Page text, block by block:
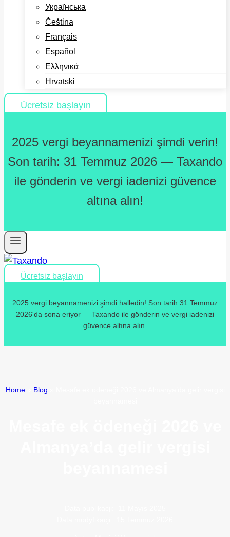
Українська
Čeština
Français
Español
Ελληνικά
Hrvatski
Ücretsiz başlayın
2025 vergi beyannamenizi şimdi verin!
Son tarih: 31 Temmuz 2026 — Taxando
ile gönderin ve vergi iadenizi güvence
altına alın!
Ücretsiz başlayın
2025 vergi beyannamenizi şimdi halledin! Son tarih 31 Temmuz
2026'da sona eriyor — Taxando ile gönderin ve vergi iadenizi
güvence altına alın.
Home» Blog